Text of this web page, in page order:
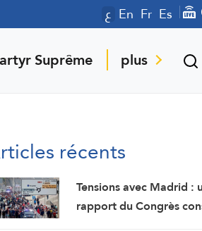
ع En Fr Es
Suprême plus
récents
Tensions avec Madrid :
rapport du Congrès